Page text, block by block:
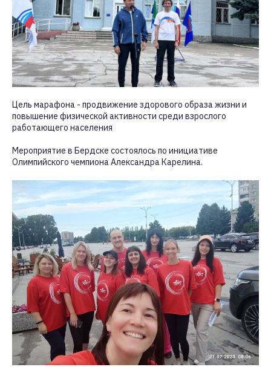
Цель марафона - продвижение здорового образа жизни и
повышение физической активности среди взрослого
работающего населения
Мероприятие в Бердске состоялось по инициативе
Олимпийского чемпиона Александра Карелина.